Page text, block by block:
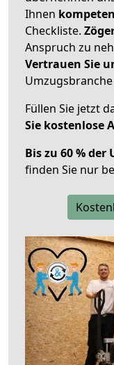
Ihnen
Checkliste.
Anspruch zu
Vertrauen Sie
Füllen Sie jetzt
Sie kostenlose
Bis zu 60 %
finden Sie nur